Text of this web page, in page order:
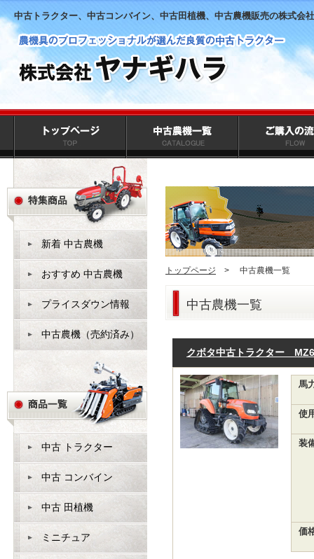
中古トラクター、中古コンバイン、中古田植機、中古農機販売の株式会
トップページ > 中古農機一覧
中古農機一覧
クボタ中古トラクター
馬
使
装
価
新着 中古農機
おすすめ 中古農機
プライスダウン情報
中古農機（売約済み）
中古 トラクター
中古 コンバイン
中古 田植機
ミニチュア